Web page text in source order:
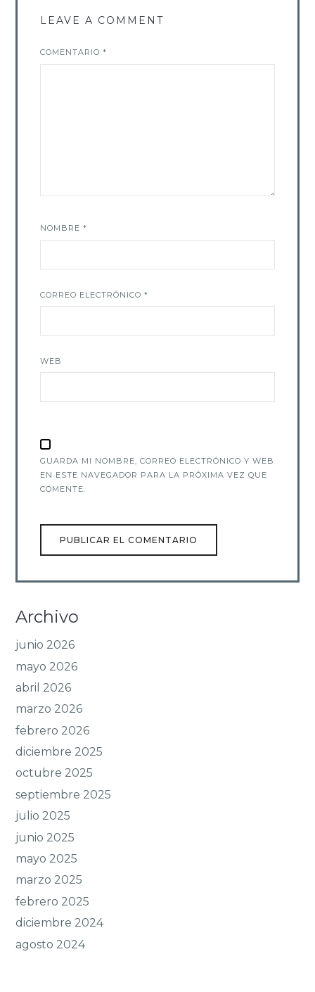
LEAVE A COMMENT
COMENTARIO*
NOMBRE*
CORREO ELECTRÓNICO*
WEB
GUARDA MI NOMBRE, CORREO ELECTRÓNICO Y WEB
EN ESTE NAVEGADOR PARA LA PRÓXIMA VEZ QUE
COMENTE.
Archivo
junio 2026
mayo 2026
abril 2026
marzo 2026
febrero 2026
diciembre 2025
octubre 2025
septiembre 2025
julio 2025
junio 2025
mayo 2025
marzo 2025
febrero 2025
diciembre 2024
agosto 2024